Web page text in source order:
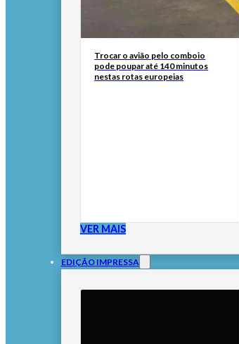
Trocar o avião pelo comboio
pode poupar até 140 minutos
nestas rotas europeias
VER MAIS
EDIÇÃO IMPRESSA